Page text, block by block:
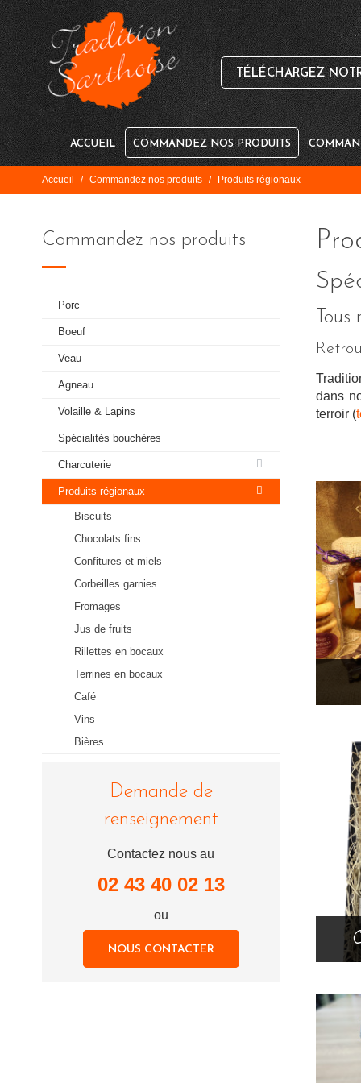
TÉLÉCHARGEZ
ACCUEIL COMMANDEZ NOS PRODUITS
Accueil / Commandez nos produits / Produits régionaux
dans
terroir (
Commandez nos produits
Porc
Boeuf
Veau
Agneau
Volaille & Lapins
Spécialités bouchères
Charcuterie
Produits régionaux
Biscuits
Chocolats fins
Confitures et miels
Corbeilles garnies
Fromages
Jus de fruits
Rillettes en bocaux
Terrines en bocaux
Café
Vins
Bières
Demande de
renseignement
Contactez nous au
02 43 40 02 13
ou
NOUS CONTACTER